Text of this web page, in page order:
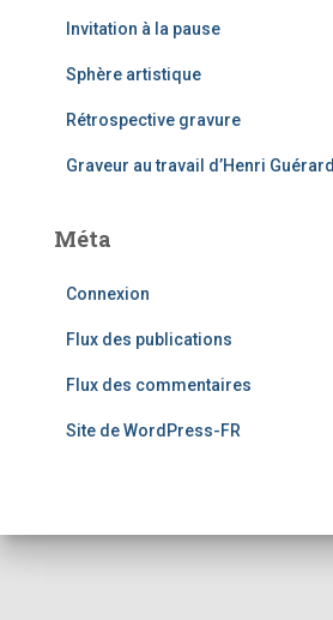
Invitation à la pause
Sphère artistique
Rétrospective gravure
Graveur au travail d’Henri Guérard
Méta
Connexion
Flux des publications
Flux des commentaires
Site de WordPress-FR